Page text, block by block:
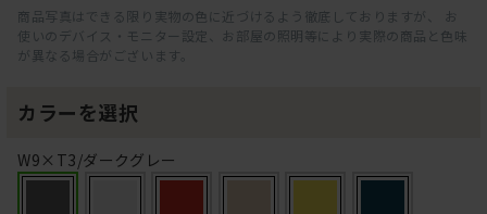
商品写真はできる限り実物の色に近づけるよう徹底しておりますが、 お
使いのデバイス・モニター設定、お部屋の照明等により実際の商品と色味
が異なる場合がございます。
カラーを選択
W9×T3/ダークグレー